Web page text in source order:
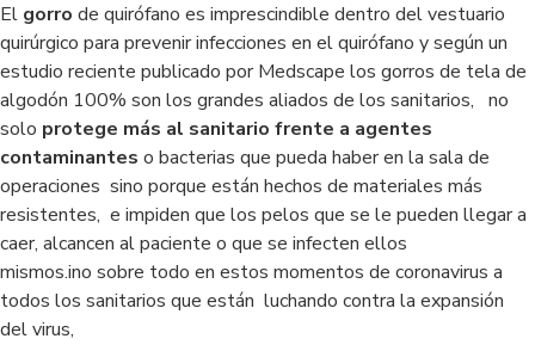
El gorro de quirófano es imprescindible dentro del vestuario
quirúrgico para prevenir infecciones en el quirófano y según un
estudio reciente publicado por Medscape los gorros de tela de
algodón 100% son los grandes aliados de los sanitarios, no
solo protege más al sanitario frente a agentes
contaminantes o bacterias que pueda haber en la sala de
operaciones sino porque están hechos de materiales más
resistentes, e impiden que los pelos que se le pueden llegar a
caer, alcancen al paciente o que se infecten ellos
mismos.ino sobre todo en estos momentos de coronavirus a
todos los sanitarios que están luchando contra la expansión
del virus,